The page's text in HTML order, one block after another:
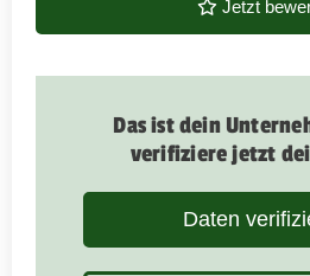
Jetzt
Das ist dein
verifiziere jetzt
Daten